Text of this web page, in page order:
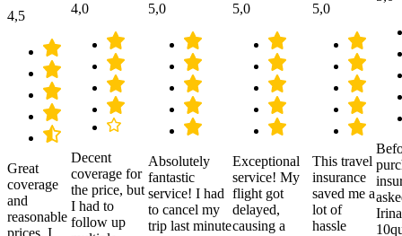
4,5
Great
coverage
and
reasonable
prices. I
4,0
Decent
coverage for
the price, but
I had to
follow up
5,0
Absolutely
fantastic
service! I had
to cancel my
trip last minute
5,0
Exceptional
service! My
flight got
delayed,
causing a
5,0
This travel
insurance
saved me a
lot of
hassle